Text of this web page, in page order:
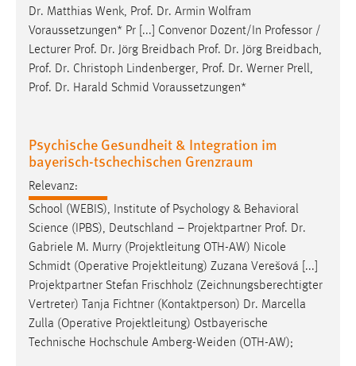
Dr. Matthias Wenk, Prof. Dr. Armin Wolfram
Voraussetzungen* Pr [...] Convenor Dozent/In Professor /
Lecturer Prof. Dr. Jörg Breidbach Prof. Dr. Jörg Breidbach,
Prof. Dr. Christoph Lindenberger, Prof. Dr. Werner Prell,
Prof. Dr. Harald Schmid Voraussetzungen*
Psychische Gesundheit & Integration im
bayerisch-tschechischen Grenzraum
Relevanz:
School (WEBIS), Institute of Psychology & Behavioral
Science (IPBS), Deutschland – Projektpartner Prof. Dr.
Gabriele M. Murry (Projektleitung OTH-AW) Nicole
Schmidt (Operative Projektleitung) Zuzana Verešová [...]
Projektpartner Stefan Frischholz (Zeichnungsberechtigter
Vertreter) Tanja Fichtner (Kontaktperson) Dr. Marcella
Zulla (Operative Projektleitung) Ostbayerische
Technische Hochschule Amberg-Weiden (OTH-AW);